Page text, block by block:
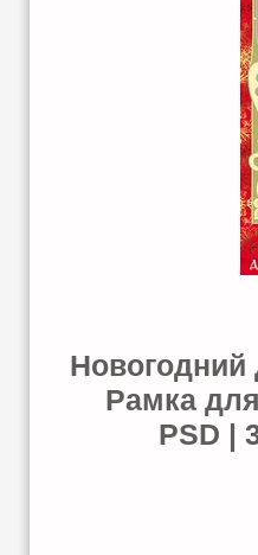
Новогодний
Рамка
PSD |